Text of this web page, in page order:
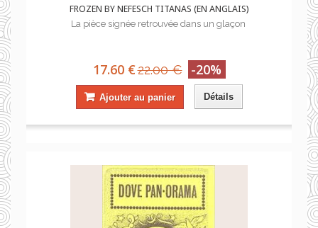
FROZEN BY NEFESCH TITANAS (EN ANGLAIS)
La pièce signée retrouvée dans un glaçon
17.60 €22.00 € -20%
Ajouter au panier Détails